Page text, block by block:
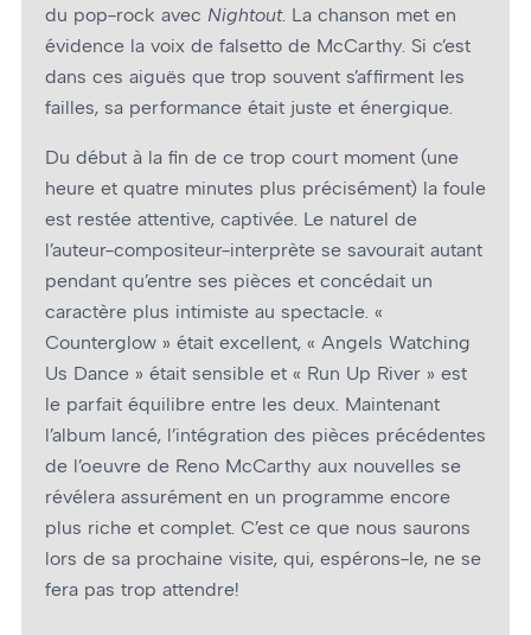
du pop-rock avec Nightout. La chanson met en
évidence la voix de falsetto de McCarthy. Si c’est
dans ces aiguës que trop souvent s’affirment les
failles, sa performance était juste et énergique.
Du début à la fin de ce trop court moment (une
heure et quatre minutes plus précisément) la foule
est restée attentive, captivée. Le naturel de
l’auteur-compositeur-interprète se savourait autant
pendant qu’entre ses pièces et concédait un
caractère plus intimiste au spectacle. «
Counterglow » était excellent, « Angels Watching
Us Dance » était sensible et « Run Up River » est
le parfait équilibre entre les deux. Maintenant
l’album lancé, l’intégration des pièces précédentes
de l’œuvre de Reno McCarthy aux nouvelles se
révélera assurément en un programme encore
plus riche et complet. C’est ce que nous saurons
lors de sa prochaine visite, qui, espérons-le, ne se
fera pas trop attendre!